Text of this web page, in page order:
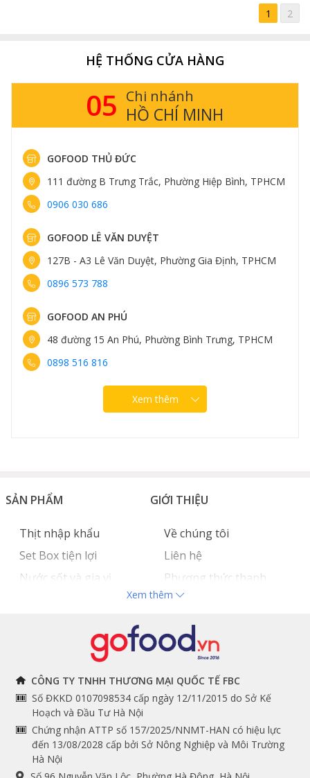
1 2
HỆ THỐNG CỬA HÀNG
05 Chi nhánh
HỒ CHÍ MINH
GOFOOD THỦ ĐỨC
111 đường B Trưng Trắc, Phường Hiệp Bình, TPHCM
0906 030 686
GOFOOD LÊ VĂN DUYỆT
127B - A3 Lê Văn Duyệt, Phường Gia Định, TPHCM
0896 573 788
GOFOOD AN PHÚ
48 đường 15 An Phú, Phường Bình Trưng, TPHCM
0898 516 816
Xem thêm
SẢN PHẨM
Thịt nhập khẩu
Set Box tiện lợi
Nước sốt và gia vị
GIỚI THIỆU
Về chúng tôi
Liên hệ
Phương thức thanh
toán
Tuyển dụng
THÔNG TIN
Chính sách và quy định
chung
Hướng dẫn đặt hàng
Cam kết chất lượng
THEO DÕI NGAY
Facebook
Instagram
Youtube
Tiktok
Xem thêm
CÔNG TY TNHH THƯƠNG MẠI QUỐC TẾ FBC
Số ĐKKD 0107098534 cấp ngày 12/11/2015 do Sở Kế
Hoạch và Đầu Tư Hà Nội
Chứng nhận ATTP số 157/2025/NNMT-HAN có hiệu lực
đến 13/08/2028 cấp bởi Sở Nông Nghiệp và Môi Trường
Hà Nội